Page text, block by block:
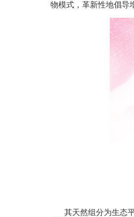
物模式，革新性地倡导
其天然组分为生态